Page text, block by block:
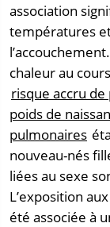
association
températures
chaleur au
risque accru
poids de
pulmonaires
nouveau-nés
liées au sexe
L’exposition
été associée à